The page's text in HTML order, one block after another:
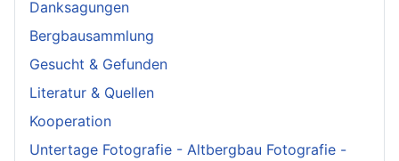
Danksagungen
Bergbausammlung
Gesucht & Gefunden
Literatur & Quellen
Kooperation
Untertage Fotografie - Altbergbau Fotografie -